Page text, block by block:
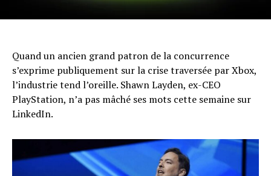
Quand un ancien grand patron de la concurrence
s’exprime publiquement sur la crise traversée par Xbox,
l’industrie tend l’oreille. Shawn Layden, ex-CEO
PlayStation, n’a pas mâché ses mots cette semaine sur
LinkedIn.